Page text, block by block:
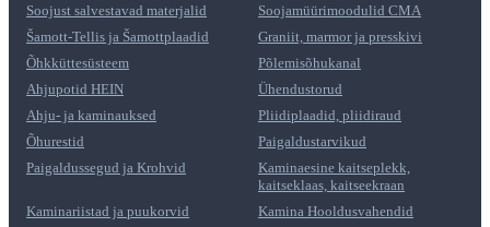
Soojust salvestavad materjalid
Soojamüürimoodulid CMA
Šamott-Tellis ja Šamottplaadid
Graniit, marmor ja presskivi
Õhkküttesüsteem
Põlemisõhukanal
Ahjupotid HEIN
Ühendustorud
Ahju- ja kaminauksed
Pliidiplaadid, pliidiraud
Õhurestid
Paigaldustarvikud
Paigaldussegud ja Krohvid
Kaminaesine kaitseplekk,
kaitseklaas, kaitseekraan
Kaminariistad ja puukorvid
Kamina Hooldusvahendid